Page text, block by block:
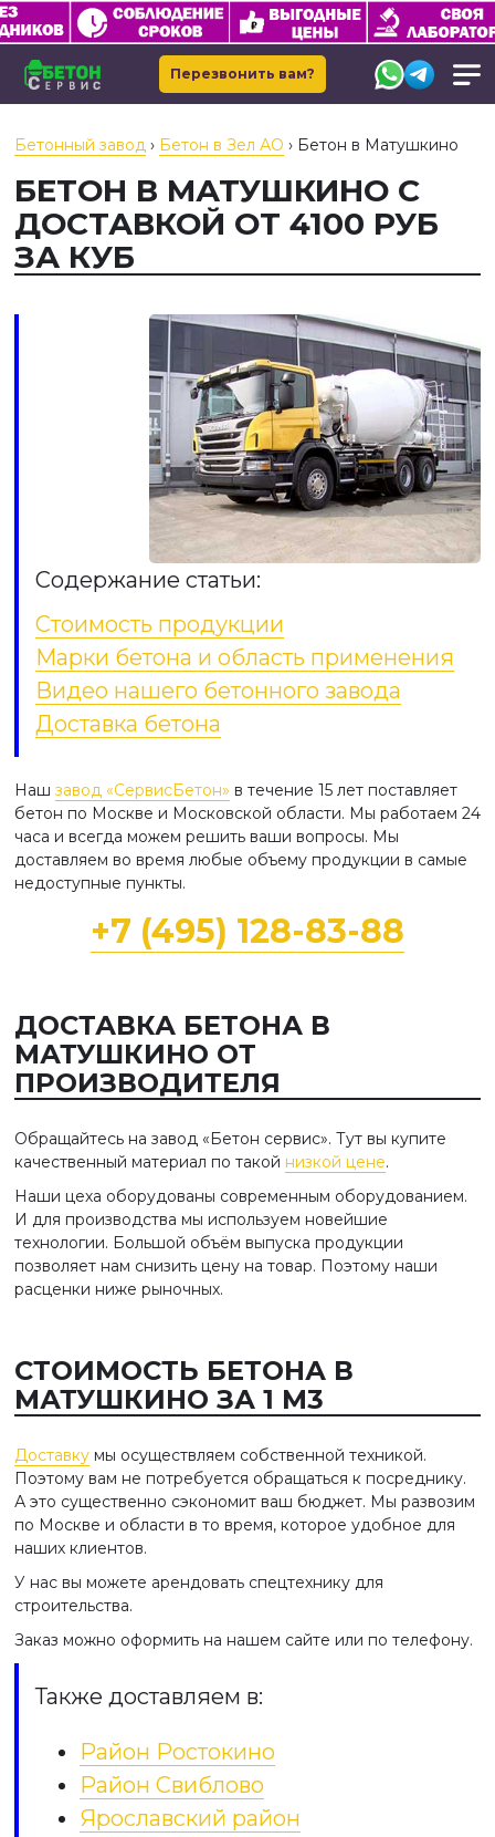
Перезвонить вам?
Бетонный завод › Бетон в Зел АО › Бетон в Матушкино
БЕТОН В МАТУШКИНО С
ДОСТАВКОЙ ОТ 4100 РУБ
ЗА КУБ
Содержание статьи:
Стоимость продукции
Марки бетона и область применения
Видео нашего бетонного завода
Доставка бетона
Наш завод «СервисБетон» в течение 15 лет поставляет
бетон по Москве и Московской области. Мы работаем 24
часа и всегда можем решить ваши вопросы. Мы
доставляем во время любые объему продукции в самые
недоступные пункты.
+7 (495) 128-83-88
ДОСТАВКА БЕТОНА В
МАТУШКИНО ОТ
ПРОИЗВОДИТЕЛЯ
Обращайтесь на завод «Бетон сервис». Тут вы купите
качественный материал по такой низкой цене.
Наши цеха оборудованы современным оборудованием.
И для производства мы используем новейшие
технологии. Большой объём выпуска продукции
позволяет нам снизить цену на товар. Поэтому наши
расценки ниже рыночных.
СТОИМОСТЬ БЕТОНА В
МАТУШКИНО ЗА 1 М3
Доставку мы осуществляем собственной техникой.
Поэтому вам не потребуется обращаться к посреднику.
А это существенно сэкономит ваш бюджет. Мы развозим
по Москве и области в то время, которое удобное для
наших клиентов.
У нас вы можете арендовать спецтехнику для
строительства.
Заказ можно оформить на нашем сайте или по телефону.
Также доставляем в:
Район Ростокино
Район Свиблово
Ярославский район